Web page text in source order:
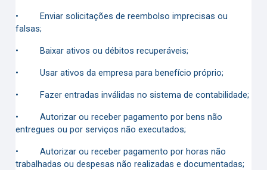
•Enviar solicitações de reembolso imprecisas ou
falsas;
•Baixar ativos ou débitos recuperáveis;
•Usar ativos da empresa para benefício próprio;
•Fazer entradas inválidas no sistema de contabilidade;
•Autorizar ou receber pagamento por bens não
entregues ou por serviços não executados;
•Autorizar ou receber pagamento por horas não
trabalhadas ou despesas não realizadas e documentadas;